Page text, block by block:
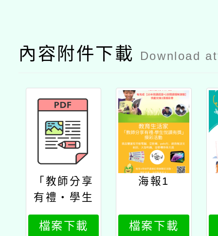
內容附件下載 Download
「教師分享
有禮‧學生
悅讀有獎」
摸彩活動公
檔案下載
海報1
檔案下載